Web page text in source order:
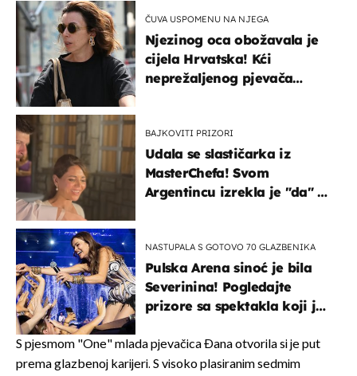
ČUVA USPOMENU NA NJEGA
Njezinog oca obožavala je
cijela Hrvatska! Kći
neprežaljenog pjevača
BAJKOVITI PRIZORI
Udala se slastičarka iz
MasterChefa! Svom
Argentincu izrekla je "da" u
NASTUPALA S GOTOVO 70 GLAZBENIKA
Pulska Arena sinoć je bila
Severinina! Pogledajte
prizore sa spektakla koji je
ranije
S pjesmom "One" mlada pjevačica Đana otvorila si je put
prema glazbenoj karijeri. S visoko plasiranim sedmim